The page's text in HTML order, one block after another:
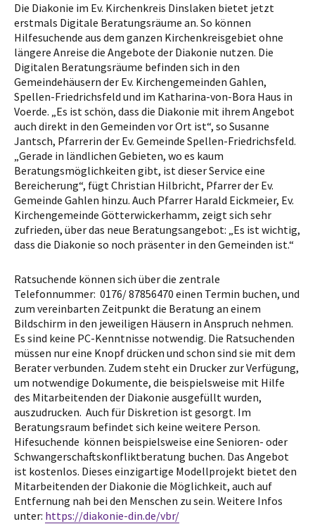
Die Diakonie im Ev. Kirchenkreis Dinslaken bietet jetzt
erstmals Digitale Beratungsräume an. So können
Hilfesuchende aus dem ganzen Kirchenkreisgebiet ohne
längere Anreise die Angebote der Diakonie nutzen. Die
Digitalen Beratungsräume befinden sich in den
Gemeindehäusern der Ev. Kirchengemeinden Gahlen,
Spellen-Friedrichsfeld und im Katharina-von-Bora Haus in
Voerde. „Es ist schön, dass die Diakonie mit ihrem Angebot
auch direkt in den Gemeinden vor Ort ist“, so Susanne
Jantsch, Pfarrerin der Ev. Gemeinde Spellen-Friedrichsfeld.
„Gerade in ländlichen Gebieten, wo es kaum
Beratungsmöglichkeiten gibt, ist dieser Service eine
Bereicherung“, fügt Christian Hilbricht, Pfarrer der Ev.
Gemeinde Gahlen hinzu. Auch Pfarrer Harald Eickmeier, Ev.
Kirchengemeinde Götterwickerhamm, zeigt sich sehr
zufrieden, über das neue Beratungsangebot: „Es ist wichtig,
dass die Diakonie so noch präsenter in den Gemeinden ist.“
Ratsuchende können sich über die zentrale
Telefonnummer: 0176/ 87856470 einen Termin buchen, und
zum vereinbarten Zeitpunkt die Beratung an einem
Bildschirm in den jeweiligen Häusern in Anspruch nehmen.
Es sind keine PC-Kenntnisse notwendig. Die Ratsuchenden
müssen nur eine Knopf drücken und schon sind sie mit dem
Berater verbunden. Zudem steht ein Drucker zur Verfügung,
um notwendige Dokumente, die beispielsweise mit Hilfe
des Mitarbeitenden der Diakonie ausgefüllt wurden,
auszudrucken. Auch für Diskretion ist gesorgt. Im
Beratungsraum befindet sich keine weitere Person.
Hifesuchende können beispielsweise eine Senioren- oder
Schwangerschaftskonfliktberatung buchen. Das Angebot
ist kostenlos. Dieses einzigartige Modellprojekt bietet den
Mitarbeitenden der Diakonie die Möglichkeit, auch auf
Entfernung nah bei den Menschen zu sein. Weitere Infos
unter: https://diakonie-din.de/vbr/